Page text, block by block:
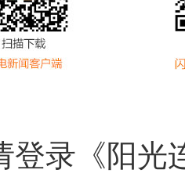
登录《阳光